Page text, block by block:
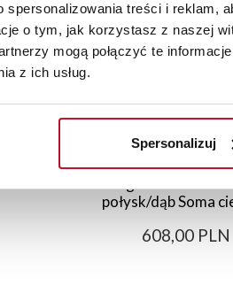
treści i reklam,
o tym, jak korzystasz z naszej
mogą połączyć te
z ich usług.
Spersonalizuj
połysk/dąb Soma
608,00 PLN